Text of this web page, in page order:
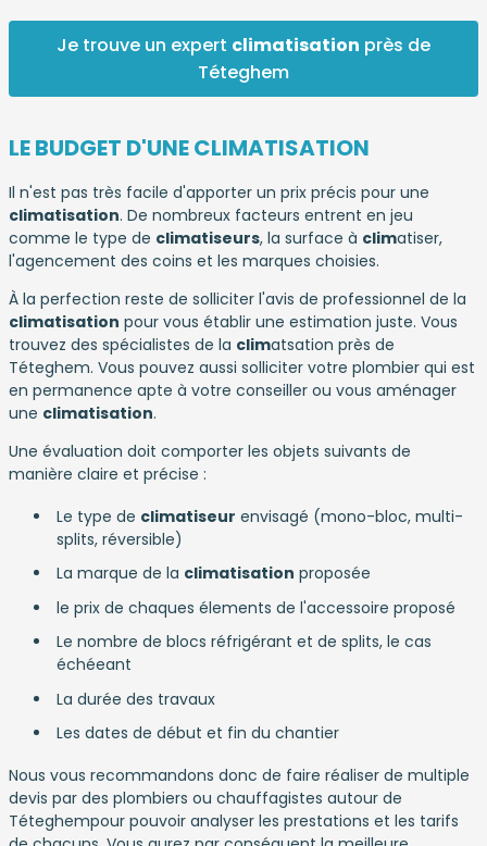
Je trouve un expert climatisation près de
Téteghem
LE BUDGET D'UNE CLIMATISATION
Il n'est pas très facile d'apporter un prix précis pour une
climatisation. De nombreux facteurs entrent en jeu
comme le type de climatiseurs, la surface à climatiser,
l'agencement des coins et les marques choisies.
À la perfection reste de solliciter l'avis de professionnel de la
climatisation pour vous établir une estimation juste. Vous
trouvez des spécialistes de la climatsation près de
Téteghem. Vous pouvez aussi solliciter votre plombier qui est
en permanence apte à votre conseiller ou vous aménager
une climatisation.
Une évaluation doit comporter les objets suivants de
manière claire et précise :
Le type de climatiseur envisagé (mono-bloc, multi-
splits, réversible)
La marque de la climatisation proposée
le prix de chaques élements de l'accessoire proposé
Le nombre de blocs réfrigérant et de splits, le cas
échéeant
La durée des travaux
Les dates de début et fin du chantier
Nous vous recommandons donc de faire réaliser de multiple
devis par des plombiers ou chauffagistes autour de
Téteghempour pouvoir analyser les prestations et les tarifs